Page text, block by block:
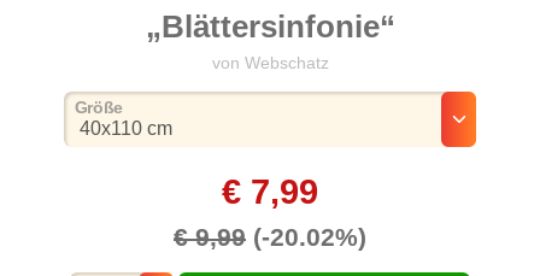
„Blättersinfonie“
von Webschatz
€ 7,99
€ 9,99 (-20.02%)
Größeauswählen